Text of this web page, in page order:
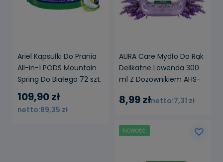
Ariel Kapsułki Do Prania
All-in-1 PODS Mountain
Spring Do Białego 72 szt.
109,90 zł
89,35 zł
AURA Care Mydło Do Rąk
Delikatne Lawenda 300
ml Z Dozownikiem AHS-
8,99 zł 7,31 zł
NOWOŚĆ